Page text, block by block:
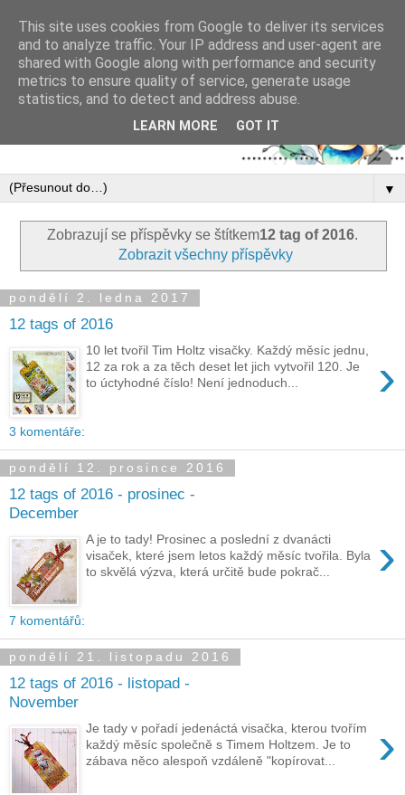
▼
Zobrazují se příspěvky se štítkem12 tag of 2016.
Zobrazit všechny příspěvky
pondělí 2. ledna 2017
12 tags of 2016
›
10 let tvořil Tim Holtz visačky. Každý měsíc jednu,
12 za rok a za těch deset let jich vytvořil 120. Je
to úctyhodné číslo! Není jednoduch...
3 komentáře:
pondělí 12. prosince 2016
12 tags of 2016 - prosinec -
December
›
A je to tady! Prosinec a poslední z dvanácti
visaček, které jsem letos každý měsíc tvořila. Byla
to skvělá výzva, která určitě bude pokrač...
7 komentářů:
pondělí 21. listopadu 2016
12 tags of 2016 - listopad -
November
›
Je tady v pořadí jedenáctá visačka, kterou tvořím
každý měsíc společně s Timem Holtzem. Je to
zábava něco alespoň vzdáleně "kopírovat...
This site uses cookies from Google to deliver its services
and to analyze traffic. Your IP address and user-agent are
shared with Google along with performance and security
metrics to ensure quality of service, generate usage
statistics, and to detect and address abuse.
LEARN MORE GOT IT